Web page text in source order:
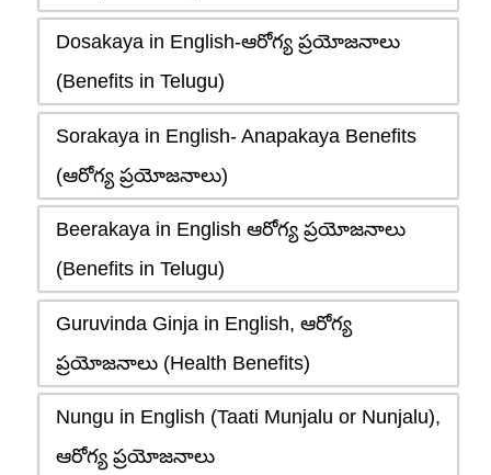
Dosakaya in English-ఆరోగ్య ప్రయోజనాలు
(Benefits in Telugu)
Sorakaya in English- Anapakaya Benefits
(ఆరోగ్య ప్రయోజనాలు)
Beerakaya in English ఆరోగ్య ప్రయోజనాలు
(Benefits in Telugu)
Guruvinda Ginja in English, ఆరోగ్య
ప్రయోజనాలు (Health Benefits)
Nungu in English (Taati Munjalu or Nunjalu),
ఆరోగ్య ప్రయోజనాలు